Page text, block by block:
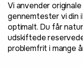
Vi anvender
gennemtester vi din
optimalt. Du får
udskiftede
problemfrit i mange